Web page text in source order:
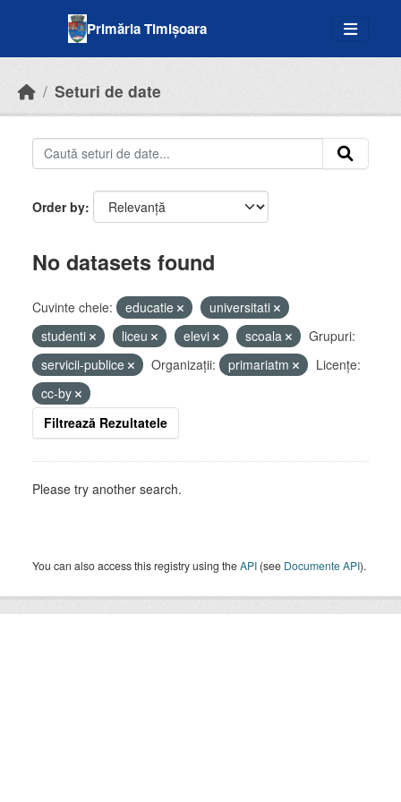
Primăria Timișoara
Seturi de date
Order by
No datasets found
Cuvinte cheie: educatie
universitati
studenti
liceu elevi scoala
Grupuri:
servicii-publice
Organizații: primariatm
Licenţe:
cc-by
Filtrează Rezultatele
Please try another search.
You can also access this registry using theAPI (see Documente API).